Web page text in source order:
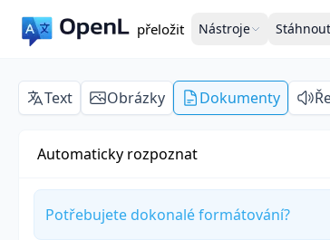
přeložit Nástroje Stáhnout
Text Obrázky Dokumenty
Automaticky rozpoznat
Potřebujete dokonalé formátování?